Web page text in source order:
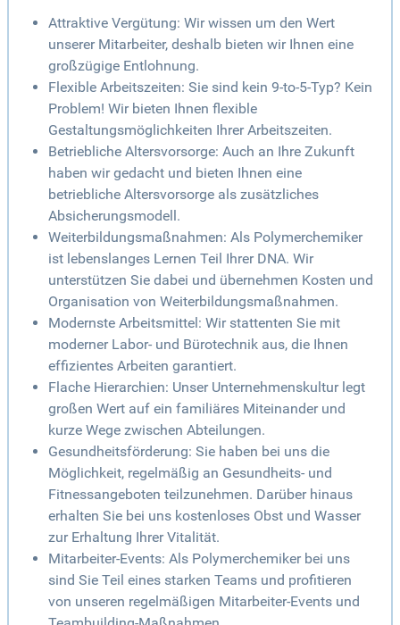
Attraktive Vergütung: Wir wissen um den Wert
unserer Mitarbeiter, deshalb bieten wir Ihnen eine
großzügige Entlohnung.
Flexible Arbeitszeiten: Sie sind kein 9-to-5-Typ? Kein
Problem! Wir bieten Ihnen flexible
Gestaltungsmöglichkeiten Ihrer Arbeitszeiten.
Betriebliche Altersvorsorge: Auch an Ihre Zukunft
haben wir gedacht und bieten Ihnen eine
betriebliche Altersvorsorge als zusätzliches
Absicherungsmodell.
Weiterbildungsmaßnahmen: Als Polymerchemiker
ist lebenslanges Lernen Teil Ihrer DNA. Wir
unterstützen Sie dabei und übernehmen Kosten und
Organisation von Weiterbildungsmaßnahmen.
Modernste Arbeitsmittel: Wir stattenten Sie mit
moderner Labor- und Bürotechnik aus, die Ihnen
effizientes Arbeiten garantiert.
Flache Hierarchien: Unser Unternehmenskultur legt
großen Wert auf ein familiäres Miteinander und
kurze Wege zwischen Abteilungen.
Gesundheitsförderung: Sie haben bei uns die
Möglichkeit, regelmäßig an Gesundheits- und
Fitnessangeboten teilzunehmen. Darüber hinaus
erhalten Sie bei uns kostenloses Obst und Wasser
zur Erhaltung Ihrer Vitalität.
Mitarbeiter-Events: Als Polymerchemiker bei uns
sind Sie Teil eines starken Teams und profitieren
von unseren regelmäßigen Mitarbeiter-Events und